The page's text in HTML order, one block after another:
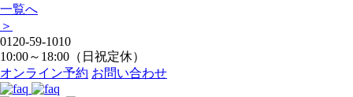
一覧へ
＞
0120-59-1010
10:00～18:00（日祝定休）
オンライン予約 お問い合わせ